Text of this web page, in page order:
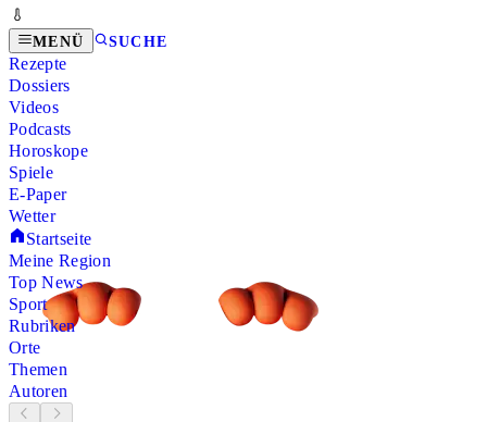
MENÜ SUCHE
Rezepte
Dossiers
Videos
Podcasts
Horoskope
Spiele
E-Paper
Wetter
Startseite
Meine Region
Top News
Sport
Rubriken
Orte
Themen
Autoren